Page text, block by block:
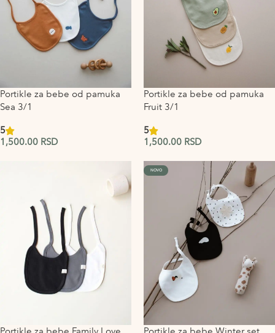
Portikle za bebe od pamuka
Sea 3/1
5
1,500.00 RSD
Portikle za bebe od pamuka
Fruit 3/1
5
1,500.00 RSD
NOVO